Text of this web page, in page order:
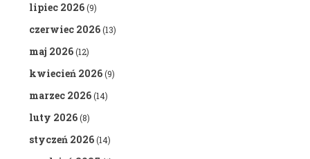
lipiec 2026(9)
czerwiec 2026(13)
maj 2026(12)
kwiecień 2026(9)
marzec 2026(14)
luty 2026(8)
styczeń 2026(14)